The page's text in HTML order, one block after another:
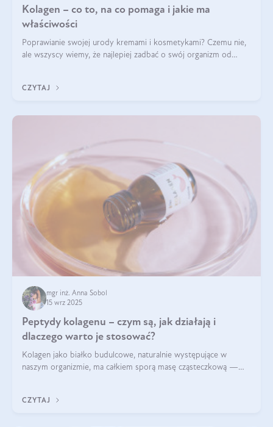
Kolagen – co to, na co pomaga i jakie ma
właściwości
Poprawianie swojej urody kremami i kosmetykami? Czemu nie,
ale wszyscy wiemy, że najlepiej zadbać o swój organizm od
wysokiej jakości suplem
CZYTAJ
mgr inż. Anna Sobol
15 wrz 2025
Peptydy kolagenu – czym są, jak działają i
dlaczego warto je stosować?
Kolagen jako białko budulcowe, naturalnie występujące w
naszym organizmie, ma całkiem sporą masę cząsteczkową —
bardziej biodostępny
CZYTAJ